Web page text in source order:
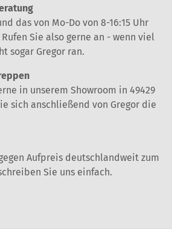
das von Mo-Do von 8-16:15 Uhr
Rufen Sie also gerne an - wenn viel
sogar Gregor ran.
in unserem Showroom in 49429
sich anschließend von Gregor die
Aufpreis deutschlandweit zum
Sie uns einfach.